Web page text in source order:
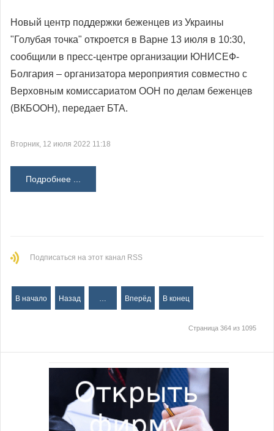
Новый центр поддержки беженцев из Украины
"Голубая точка" откроется в Варне 13 июля в 10:30,
сообщили в пресс-центре организации ЮНИСЕФ-
Болгария – организатора мероприятия совместно с
Верховным комиссариатом ООН по делам беженцев
(ВКБООН), передает БТА.
Вторник, 12 июля 2022 11:18
Подробнее ...
Подписаться на этот канал RSS
В начало Назад Вперёд В конец
Страница 364 из 1095